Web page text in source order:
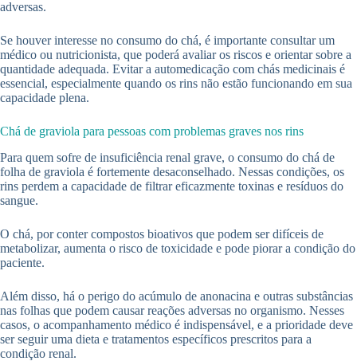
adversas.
Se houver interesse no consumo do chá, é importante consultar um
médico ou nutricionista, que poderá avaliar os riscos e orientar sobre a
quantidade adequada. Evitar a automedicação com chás medicinais é
essencial, especialmente quando os rins não estão funcionando em sua
capacidade plena.
Chá de graviola para pessoas com problemas graves nos rins
Para quem sofre de insuficiência renal grave, o consumo do chá de
folha de graviola é fortemente desaconselhado. Nessas condições, os
rins perdem a capacidade de filtrar eficazmente toxinas e resíduos do
sangue.
O chá, por conter compostos bioativos que podem ser difíceis de
metabolizar, aumenta o risco de toxicidade e pode piorar a condição do
paciente.
Além disso, há o perigo do acúmulo de anonacina e outras substâncias
nas folhas que podem causar reações adversas no organismo. Nesses
casos, o acompanhamento médico é indispensável, e a prioridade deve
ser seguir uma dieta e tratamentos específicos prescritos para a
condição renal.